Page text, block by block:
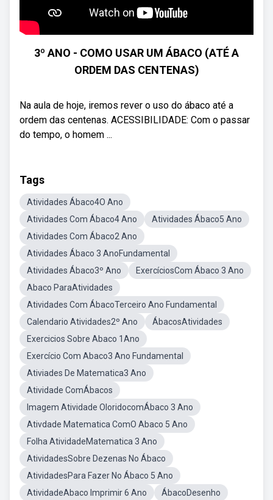
3º ANO - COMO USAR UM ÁBACO (ATÉ A
ORDEM DAS CENTENAS)
Na aula de hoje, iremos rever o uso do ábaco até a
ordem das centenas. ACESSIBILIDADE: Com o passar
do tempo, o homem ...
Tags
Atividades Ábaco4O Ano
Atividades Com Ábaco4 Ano
Atividades Ábaco5 Ano
Atividades Com Ábaco2 Ano
Atividades Ábaco 3 AnoFundamental
Atividades Ábaco3º Ano
ExercíciosCom Ábaco 3 Ano
Abaco ParaAtividades
Atividades Com ÁbacoTerceiro Ano Fundamental
Calendario Atividades2º Ano
ÁbacosAtividades
Exercicios Sobre Abaco 1Ano
Exercício Com Abaco3 Ano Fundamental
Ativiades De Matematica3 Ano
Atividade ComÁbacos
Imagem Atividade OloridocomÁbaco 3 Ano
Ativdade Matematica ComO Abaco 5 Ano
Folha AtividadeMatematica 3 Ano
AtividadesSobre Dezenas No Ábaco
AtividadesPara Fazer No Ábaco 5 Ano
AtividadeAbaco Imprimir 6 Ano
ÁbacoDesenho